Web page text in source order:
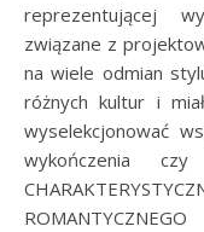
reprezentującej
związane z
na wiele odmian
różnych kultur i
wyselekcjonować
wykończenia